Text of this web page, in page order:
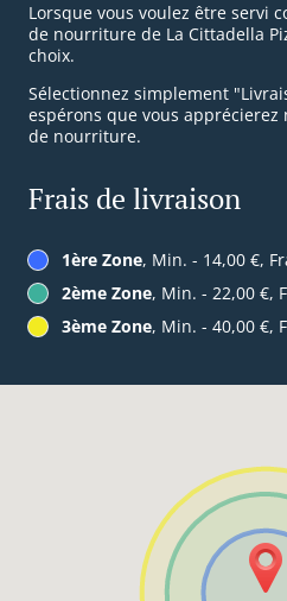
Lorsque vous voulez être servi
de nourriture de La Cittadella
choix.
Sélectionnez simplement
espérons que vous
de nourriture.
Frais de livraison
1ère Zone, Min. - 14,00 €,
2ème Zone, Min. - 22,00 €,
3ème Zone, Min. - 40,00 €,